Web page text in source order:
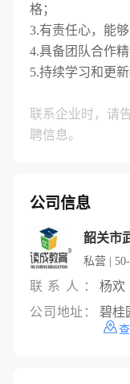
格；
3.有责任心，能
4.具备团队合作
5.持续学习和更
联系企业时，请
聘信息。
公司信息
韶关市
私营 |
联系人：
杨欢
公司地址：
碧桂